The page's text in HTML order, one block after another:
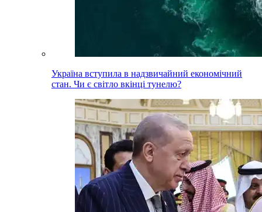
Україна вступила в надзвичайний економічний
стан. Чи є світло вкінці тунелю?